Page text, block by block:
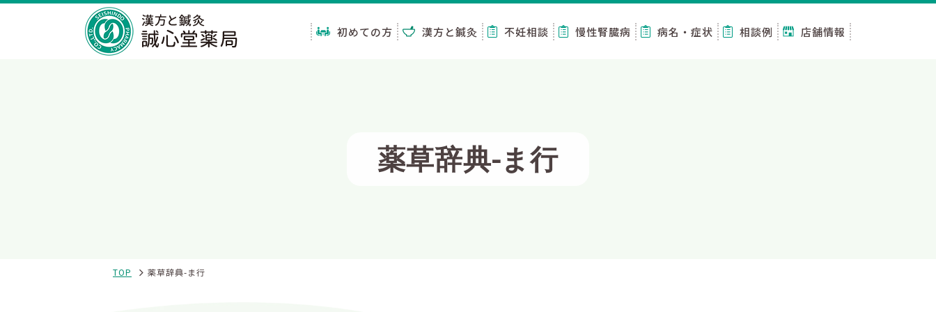
初めての方 漢方と鍼灸 不妊相談 慢性腎臓病 病名・症状 相談例 店舗情報
薬草辞典-ま行
TOP 薬草辞典-ま行